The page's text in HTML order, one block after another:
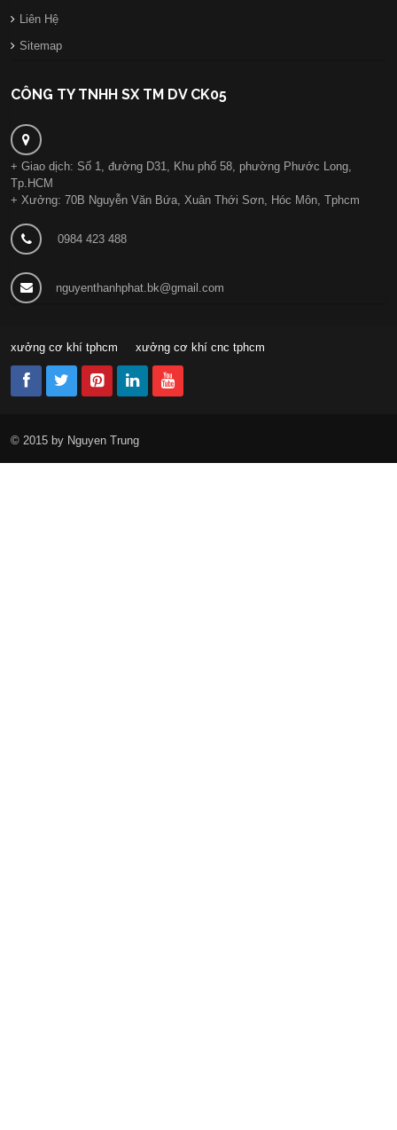
Liên Hệ
Sitemap
CÔNG TY TNHH SX TM DV CK05
+ Giao dịch: Số 1, đường D31, Khu phố 58, phường Phước Long,
Tp.HCM
+ Xưởng: 70B Nguyễn Văn Bứa, Xuân Thới Sơn, Hóc Môn, Tphcm
0984 423 488
nguyenthanhphat.bk@gmail.com
xưởng cơ khí tphcm xưởng cơ khí cnc tphcm
© 2015 by Nguyen Trung